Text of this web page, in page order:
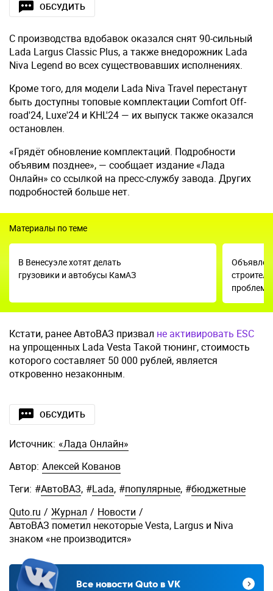
ОБСУДИТЬ
С производства вдобавок оказался снят 90-сильный
Lada Largus Classic Plus, а также внедорожник Lada
Niva Legend во всех существовавших исполнениях.
Кроме того, для модели Lada Niva Travel перестанут
быть доступны топовые комплектации Comfort Off-
road'24, Luxe'24 и KHL'24 — их выпуск также оказался
остановлен.
«Грядёт обновление комплектаций. Подробности
объявим позднее», — сообщает издание «Лада
Онлайн» со ссылкой на пресс-службу завода. Других
подробностей больше нет.
Материалы по теме
В Венесуэле хотят делать
грузовики и автобусы КамАЗ
Кстати, ранее АвтоВАЗ призвал не активировать ESC
на упрощенных Lada Vesta Такой тюнинг, стоимость
которого составляет 50 000 рублей, является
откровенно незаконным.
ОБСУДИТЬ
Источник: «Лада Онлайн»
Автор: Алексей Кованов
Теги: #АвтоВАЗ, #Lada, #популярные, #бюджетные
Quto.ru / Журнал / Новости /
АвтоВАЗ пометил некоторые Vesta, Largus и Niva
знаком «не производится»
Все новости Quto в VK